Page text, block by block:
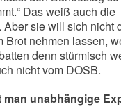
Das weiß auch die
Aber sie will sich nicht
Brot nehmen lassen,
denn stürmisch
nicht vom DOSB.
man unabhängige